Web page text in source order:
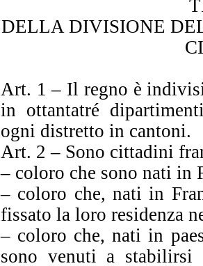
DELLA DIVISIONE
Art. 1 – Il regno è
in ottantatré
ogni distretto in cantoni.
Art. 2 – Sono cittadini
– coloro che sono nati in
– coloro che, nati in
fissato la loro residenza
– coloro che, nati in
sono venuti a stabilirsi